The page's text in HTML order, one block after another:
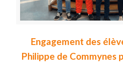
Engagement des
Philippe de Commynes